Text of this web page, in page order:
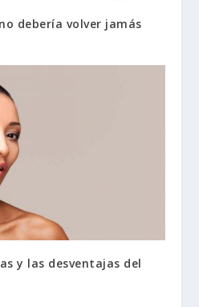
debería volver jamás
y las desventajas del